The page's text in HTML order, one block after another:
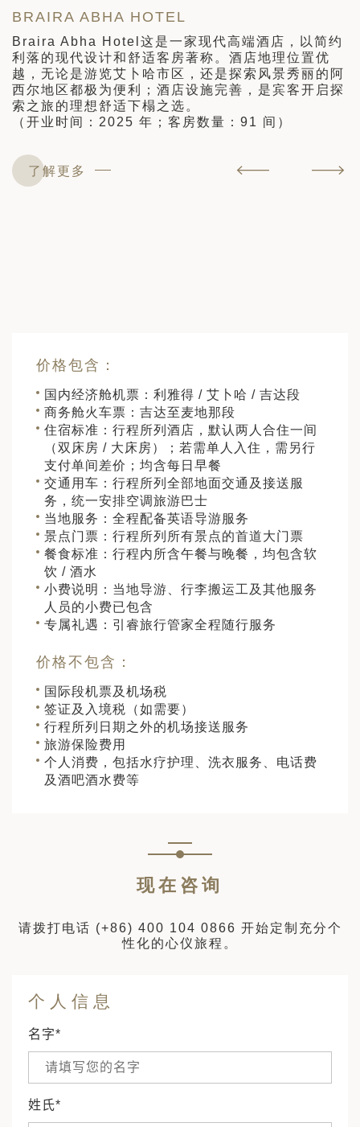
BRAIRA ABHA HOTEL
Braira Abha Hotel这是一家现代高端酒店，以简约
利落的现代设计和舒适客房著称。酒店地理位置优
越，无论是游览艾卜哈市区，还是探索风景秀丽的阿
西尔地区都极为便利；酒店设施完善，是宾客开启探
索之旅的理想舒适下榻之选。
（开业时间：2025 年；客房数量：91 间）
了解更多
价格包含：
国内经济舱机票：利雅得 / 艾卜哈 / 吉达段
商务舱火车票：吉达至麦地那段
住宿标准：行程所列酒店，默认两人合住一间
（双床房 / 大床房）；若需单人入住，需另行
支付单间差价；均含每日早餐
交通用车：行程所列全部地面交通及接送服
务，统一安排空调旅游巴士
当地服务：全程配备英语导游服务
景点门票：行程所列所有景点的首道大门票
餐食标准：行程内所含午餐与晚餐，均包含软
饮 / 酒水
小费说明：当地导游、行李搬运工及其他服务
人员的小费已包含
专属礼遇：引睿旅行管家全程随行服务
价格不包含：
国际段机票及机场税
签证及入境税（如需要）
行程所列日期之外的机场接送服务
旅游保险费用
个人消费，包括水疗护理、洗衣服务、电话费
及酒吧酒水费等
现在咨询
请拨打电话 (+86) 400 104 0866 开始定制充分个
性化的心仪旅程。
个人信息
名字*
姓氏*